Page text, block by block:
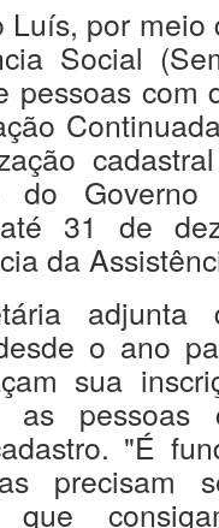
por
Social
pessoas com
do
31 de
da
o ano
sua
pessoas
"É
precisam